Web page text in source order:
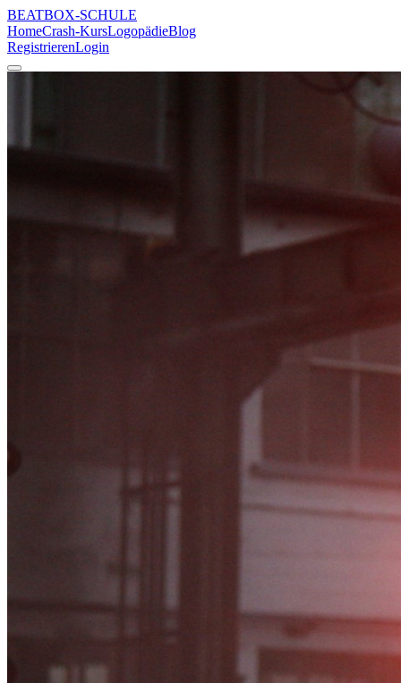
BEATBOX-SCHULE
HomeCrash-KursLogopädieBlog
RegistrierenLogin